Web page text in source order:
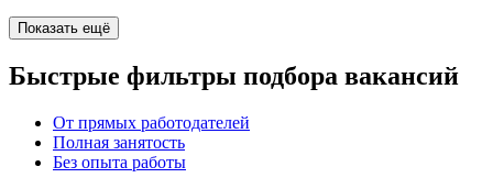
Показать ещё
Быстрые фильтры подбора вакансий
От прямых работодателей
Полная занятость
Без опыта работы